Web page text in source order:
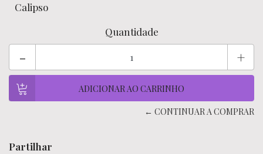
Calipso
Quantidade
- +
← CONTINUAR A COMPRAR
Partilhar